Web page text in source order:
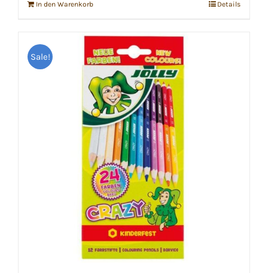
In den Warenkorb Details
Sale!